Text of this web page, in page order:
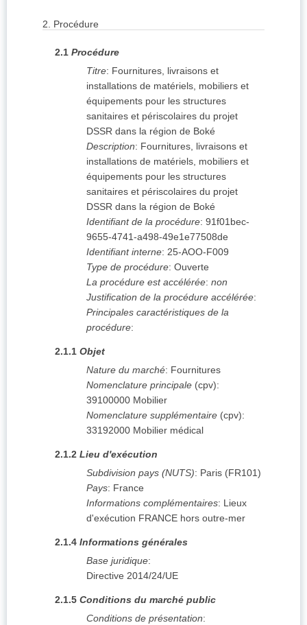
2. Procédure
2.1 Procédure
Titre: Fournitures, livraisons et
installations de matériels, mobiliers et
équipements pour les structures
sanitaires et périscolaires du projet
DSSR dans la région de Boké
Description: Fournitures, livraisons et
installations de matériels, mobiliers et
équipements pour les structures
sanitaires et périscolaires du projet
DSSR dans la région de Boké
Identifiant de la procédure: 91f01bec-
9655-4741-a498-49e1e77508de
Identifiant interne: 25-AOO-F009
Type de procédure: Ouverte
La procédure est accélérée: non
Justification de la procédure accélérée:
Principales caractéristiques de la
procédure:
2.1.1 Objet
Nature du marché: Fournitures
Nomenclature principale (cpv):
39100000 Mobilier
Nomenclature supplémentaire (cpv):
33192000 Mobilier médical
2.1.2 Lieu d'exécution
Subdivision pays (NUTS): Paris (FR101)
Pays: France
Informations complémentaires: Lieux
d'exécution FRANCE hors outre-mer
2.1.4 Informations générales
Base juridique:
Directive 2014/24/UE
2.1.5 Conditions du marché public
Conditions de présentation: